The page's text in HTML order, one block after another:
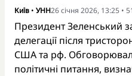
Київ • УНН26 січня 2026, 13:25 •
Президент Зеленський
делегації після
США та рф.
політичні питання,